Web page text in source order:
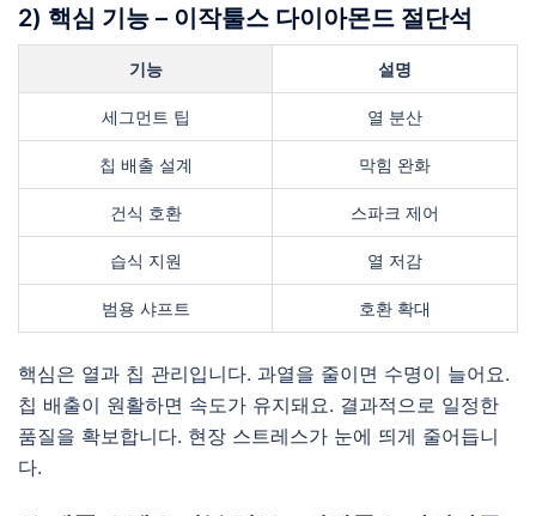
2) 핵심 기능 – 이작툴스 다이아몬드 절단석
기능 설명
세그먼트 팁 열 분산
칩 배출 설계 막힘 완화
건식 호환 스파크 제어
습식 지원 열 저감
범용 샤프트 호환 확대
핵심은 열과 칩 관리입니다. 과열을 줄이면 수명이 늘어요.
칩 배출이 원활하면 속도가 유지돼요. 결과적으로 일정한
품질을 확보합니다. 현장 스트레스가 눈에 띄게 줄어듭니
다.